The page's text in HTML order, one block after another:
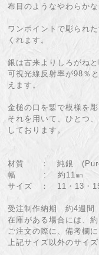
布目のようなやわらか
ワンポイントで彫られ
くれます。
銀は古来よりしろがね
可視光線反射率が98％
えます。
金槌の口を鏨で模様を
それを用いて、ひとつ
しております。
材質 ： 純銀
幅 : 約11㎜
サイズ ： 11・13・
受注制作納期 約4週間
在庫がある場合には、
ご注文の際に、備考欄
上記サイズ以外のサイ